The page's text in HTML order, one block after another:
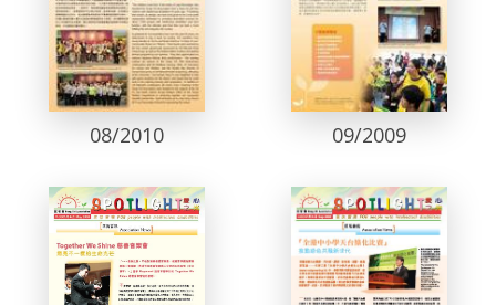
08/2010 09/2009